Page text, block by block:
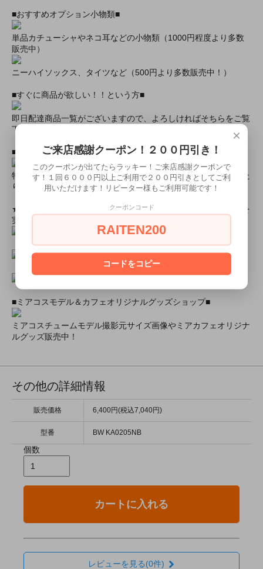
■おすすめオプション小物類■
単品カチューシャやネコ耳などの小物類（1000円程度より多数
販売中）
ニーハイソックス、タイツなど（500円より多数販売中！）
■すぐに商品が欲しい！！という方■
即日配達商品一覧がございますので、よろしければそちらをご覧
下さいませ。
■とにかく安くて高品質な商品が欲しい！という方■
特別割引商品を掲載しています！最大８０％引きの商品もあった
りします！
★ミアカフェ・ミアリラではミアコス衣装を着用したイベントを
実施中★
■ミアコスモデル＆カフェオリジナルグッズショップ■
ミアコスチュームモデル撮影元サイズ画像やミアカフェオリジナ
ルグッズ販売中！
その他の詳細情報
販売価格 6,400円(税込7,040円)
型番 BW KA0205NB
個数
カートに入れる
レビューを見る(0件)
×
ご来店感謝クーポン！２００円引き！
このクーポンが出てたらラッキー！ご来店感謝クーポンで
す！１回６０００円以上ご利用で２００円引きとしてご利
用いただけます！リピーター様もご利用可能です！
クーポンコード
RAITEN200
コードをコピー